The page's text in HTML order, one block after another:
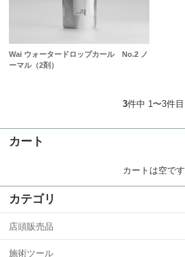
Wai ウォータードロップカール No.2 ノ
ーマル（2剤）
3件中 1〜3件目
カート
カートは空です
カテゴリ
店頭販売品
施術ツール